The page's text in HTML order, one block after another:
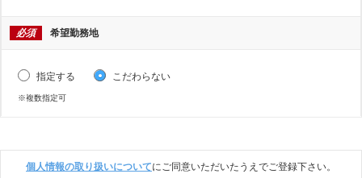
必須 希望勤務地
指定する こだわらない
※複数指定可
個人情報の取り扱いについてにご同意いただいたうえでご登録下さい。